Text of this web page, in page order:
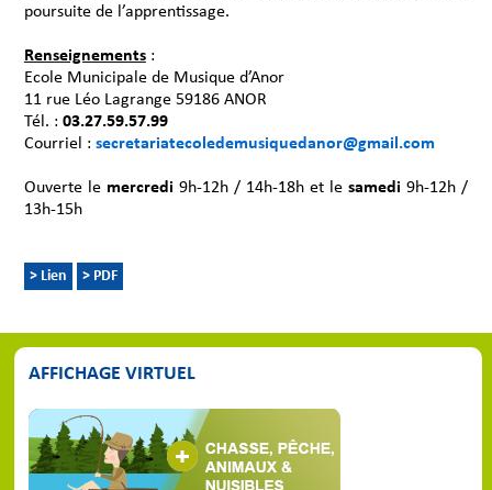
poursuite de l’apprentissage.
Renseignements:
Ecole Municipale de Musique d’Anor
11 rue Léo Lagrange 59186 ANOR
Tél. : 03.27.59.57.99
Courriel : secretariatecoledemusiquedanor@gmail.com
Ouverte le mercredi 9h-12h / 14h-18h et lesamedi 9h-12h /
13h-15h
> Lien > PDF
AFFICHAGE VIRTUEL